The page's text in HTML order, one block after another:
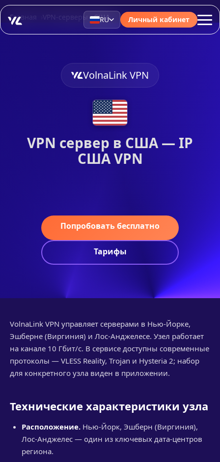
RU Личный кабинет
Главная VPN-серверы США
VolnaLink VPN
VPN сервер в США — IP
США VPN
Попробовать бесплатно
Тарифы
VolnaLink VPN управляет серверами в Нью-Йорке,
Эшберне (Виргиния) и Лос-Анджелесе. Узел работает
на канале 10 Гбит/с. В сервисе доступны современные
протоколы — VLESS Reality, Trojan и Hysteria 2; набор
для конкретного узла виден в приложении.
Технические характеристики узла
Расположение. Нью-Йорк, Эшберн (Виргиния),
Лос-Анджелес — один из ключевых дата-центров
региона.